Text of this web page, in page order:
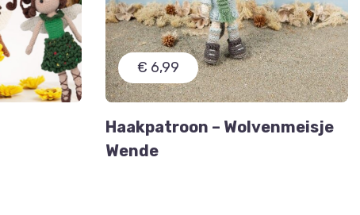
€ 6,99
Haakpatroon – Wolvenmeisje
Wende